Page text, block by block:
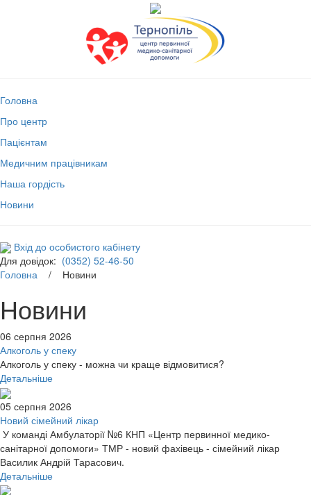
Головна
Про центр
Пацієнтам
Медичним працівникам
Наша гордість
Новини
Вхід до особистого кабінету
Для довідок: (0352) 52-46-50
Головна / Новини
Новини
06 серпня 2026
Алкоголь у спеку
Алкоголь у спеку - можна чи краще відмовитися?
Детальніше
05 серпня 2026
Новий сімейний лікар
У команді Амбулаторії №6 КНП «Центр первинної медико-
санітарної допомоги» ТМР - новий фахівець - сімейний лікар
Василик Андрій Тарасович.
Детальніше